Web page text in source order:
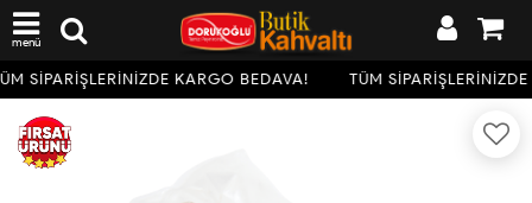
menü
SİPARİŞLERİNİZDE KARGO BEDAVA! TÜM